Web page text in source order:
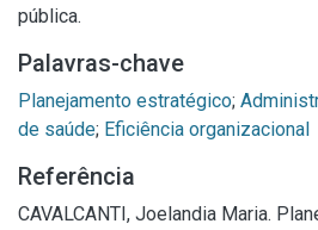
pública.
Palavras-chave
Planejamento estratégico;
de saúde; Eficiência organizacional
Referência
CAVALCANTI, Joelandia Maria.